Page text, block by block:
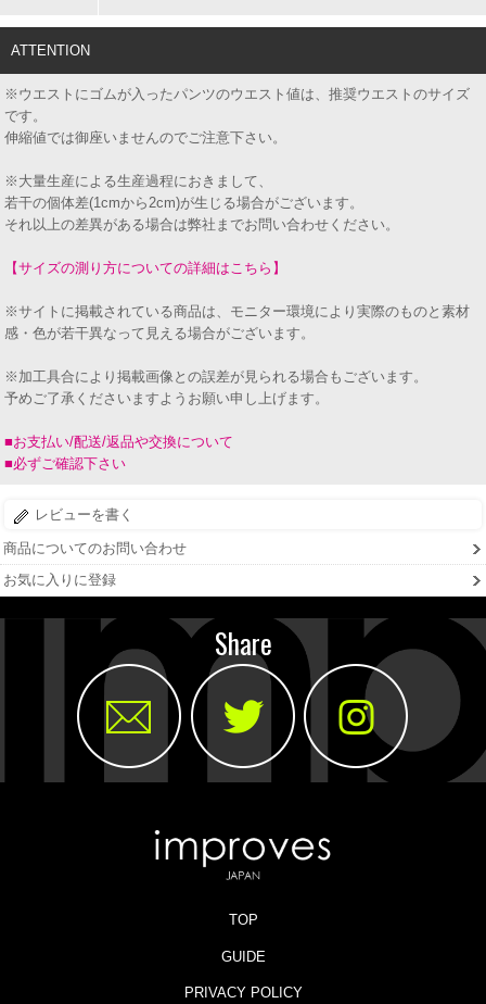
ATTENTION
※ウエストにゴムが入ったパンツのウエスト値は、推奨ウエストのサイズ
です。
伸縮値では御座いませんのでご注意下さい。
※大量生産による生産過程におきまして、
若干の個体差(1cmから2cm)が生じる場合がございます。
それ以上の差異がある場合は弊社までお問い合わせください。
【サイズの測り方についての詳細はこちら】
※サイトに掲載されている商品は、モニター環境により実際のものと素材
感・色が若干異なって見える場合がございます。
※加工具合により掲載画像との誤差が見られる場合もございます。
予めご了承くださいますようお願い申し上げます。
■お支払い/配送/返品や交換について
■必ずご確認下さい
レビューを書く
商品についてのお問い合わせ
お気に入りに登録
Share
TOP
GUIDE
PRIVACY POLICY